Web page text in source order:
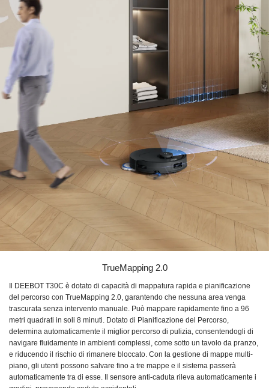
TrueMapping 2.0
Il DEEBOT T30C è dotato di capacità di mappatura rapida e pianificazione
del percorso con TrueMapping 2.0, garantendo che nessuna area venga
trascurata senza intervento manuale. Può mappare rapidamente fino a 96
metri quadrati in soli 8 minuti. Dotato di Pianificazione del Percorso,
determina automaticamente il miglior percorso di pulizia, consentendogli di
navigare fluidamente in ambienti complessi, come sotto un tavolo da pranzo,
e riducendo il rischio di rimanere bloccato. Con la gestione di mappe multi-
piano, gli utenti possono salvare fino a tre mappe e il sistema passerà
automaticamente tra di esse. Il sensore anti-caduta rileva automaticamente i